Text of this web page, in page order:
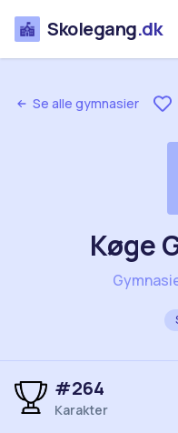
Skolegang.dk
Se alle gymnasier
Køge
#264
Karakter